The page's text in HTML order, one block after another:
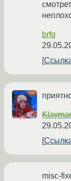
brfg
misc-